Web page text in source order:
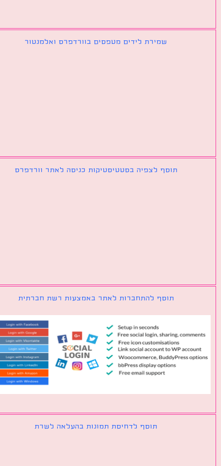
שמירת לידים מטפסים בוורדפרס ואלמנטור
תוסף לצפיה בסטטיסטיקות כניסה לאתר וורדפרס
תוסף להתחברות לאתר באמצעות רשת חברתית
תוסף לדחיסת תמונות בהעלאה לשרת